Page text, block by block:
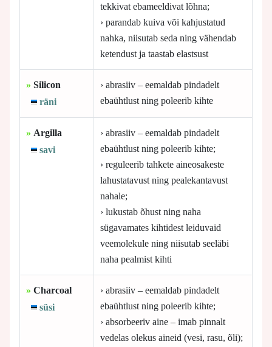
tekkivat ebameeldivat lõhna;
› parandab kuiva või kahjustatud
nahka, niisutab seda ning vähendab
ketendust ja taastab elastsust
» Silicon
räni
› abrasiiv – eemaldab pindadelt
ebaühtlust ning poleerib kihte
» Argilla
savi
› abrasiiv – eemaldab pindadelt
ebaühtlust ning poleerib kihte;
› reguleerib tahkete aineosakeste
lahustatavust ning pealekantavust
nahale;
› lukustab õhust ning naha
sügavamates kihtidest leiduvaid
veemolekule ning niisutab seeläbi
naha pealmist kihti
» Charcoal
süsi
› abrasiiv – eemaldab pindadelt
ebaühtlust ning poleerib kihte;
› absorbeeriv aine – imab pinnalt
vedelas olekus aineid (vesi, rasu, õli);